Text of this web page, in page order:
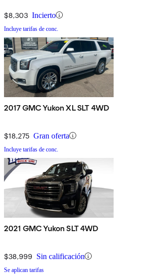
$8,303 Incierto
Incluye tarifas de conc.
2017 GMC Yukon XL SLT 4WD
$18,275 Gran oferta
Incluye tarifas de conc.
2021 GMC Yukon SLT 4WD
$38,999 Sin calificación
Se aplican tarifas